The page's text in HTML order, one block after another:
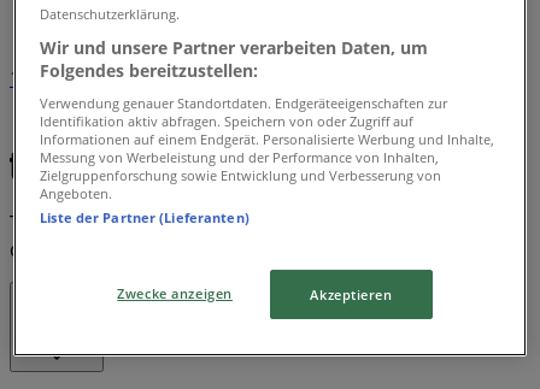
Markenindex
1
Ama
Cloud Cube Red Bull
Tiendeo ist Teil von Shopfully, dem Tech-Unternehmen,
das das lokale Einkaufen weltweit neu erfindet.
Datenschutzerklärung.
Wir und unsere Partner verarbeiten Daten, um
Folgendes bereitzustellen:
Verwendung genauer Standortdaten. Endgeräteeigenschaften zur
Identifikation aktiv abfragen. Speichern von oder Zugriff auf
Informationen auf einem Endgerät. Personalisierte Werbung und Inhalte,
Messung von Werbeleistung und der Performance von Inhalten,
Zielgruppenforschung sowie Entwicklung und Verbesserung von
Angeboten.
Liste der Partner (Lieferanten)
Zwecke anzeigen Akzeptieren